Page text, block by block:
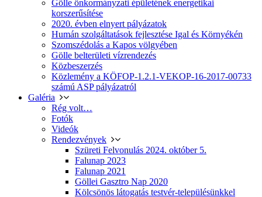
Gölle önkormányzati épületének energetikai
korszerűsítése
2020. évben elnyert pályázatok
Humán szolgáltatások fejlesztése Igal és Környékén
Szomszédolás a Kapos völgyében
Gölle belterületi vízrendezés
Közbeszerzés
Közlemény a KÖFOP-1.2.1-VEKOP-16-2017-00733
számú ASP pályázatról
Galéria
Rég volt…
Fotók
Videók
Rendezvények
Szüreti Felvonulás 2024. október 5.
Falunap 2023
Falunap 2021
Göllei Gasztro Nap 2020
Kölcsönös látogatás testvér-településünkkel